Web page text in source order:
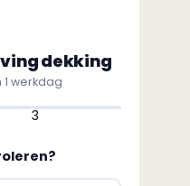
dekking
werkdag
3